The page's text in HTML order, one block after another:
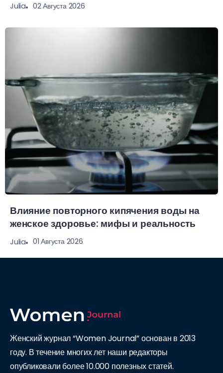
Julia 02 Августа 2026
Влияние повторного кипячения воды на
женское здоровье: мифы и реальность
Julia 01 Августа 2026
Женский журнал “Women Journal” основан в 2013
году. В течение многих лет наши редакторы
опубликовали более 10.000 полезных статей.